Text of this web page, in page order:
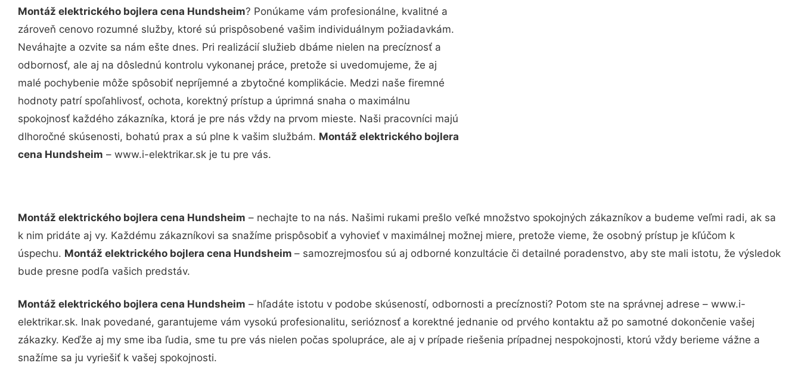
Montáž elektrického bojlera cena Hundsheim? Ponúkame vám profesionálne, kvalitné a
zároveň cenovo rozumné služby, ktoré sú prispôsobené vašim individuálnym požiadavkám.
Neváhajte a ozvite sa nám ešte dnes. Pri realizácií služieb dbáme nielen na precíznosť a
odbornosť, ale aj na dôslednú kontrolu vykonanej práce, pretože si uvedomujeme, že aj
malé pochybenie môže spôsobiť nepríjemné a zbytočné komplikácie. Medzi naše firemné
hodnoty patrí spoľahlivosť, ochota, korektný prístup a úprimná snaha o maximálnu
spokojnosť každého zákazníka, ktorá je pre nás vždy na prvom mieste. Naši pracovníci majú
dlhoročné skúsenosti, bohatú prax a sú plne k vašim službám. Montáž elektrického bojlera
cena Hundsheim – www.i-elektrikar.sk je tu pre vás.
Montáž elektrického bojlera cena Hundsheim – nechajte to na nás. Našimi rukami prešlo veľké množstvo spokojných zákazníkov a budeme veľmi radi, ak sa
k nim pridáte aj vy. Každému zákazníkovi sa snažíme prispôsobiť a vyhovieť v maximálnej možnej miere, pretože vieme, že osobný prístup je kľúčom k
úspechu. Montáž elektrického bojlera cena Hundsheim – samozrejmosťou sú aj odborné konzultácie či detailné poradenstvo, aby ste mali istotu, že výsledok
bude presne podľa vašich predstáv.
Montáž elektrického bojlera cena Hundsheim – hľadáte istotu v podobe skúseností, odbornosti a precíznosti? Potom ste na správnej adrese – www.i-
elektrikar.sk. Inak povedané, garantujeme vám vysokú profesionalitu, serióznosť a korektné jednanie od prvého kontaktu až po samotné dokončenie vašej
zákazky. Keďže aj my sme iba ľudia, sme tu pre vás nielen počas spolupráce, ale aj v prípade riešenia prípadnej nespokojnosti, ktorú vždy berieme vážne a
snažíme sa ju vyriešiť k vašej spokojnosti.